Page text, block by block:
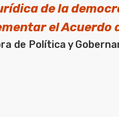
de la
el Acuerdo
de Política y